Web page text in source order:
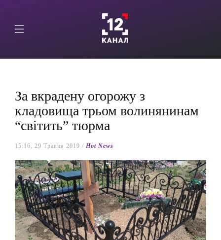
За вкрадену огорожу з
кладовища трьом волинянинам
“світить” тюрма
15:16, 29 Травня 2019 / Hot News